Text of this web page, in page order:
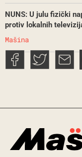
NUNS: U julu fizički
protiv lokalnih
Mašina